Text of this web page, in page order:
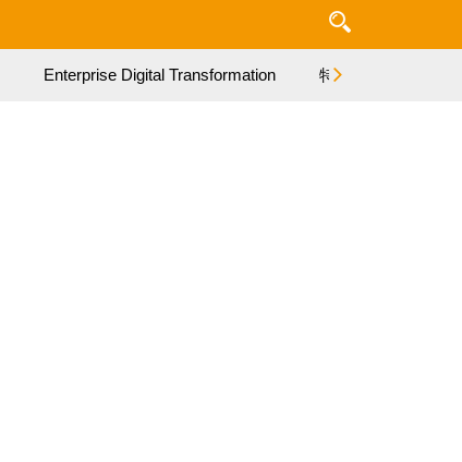
Enterprise Digital Transformation 特集